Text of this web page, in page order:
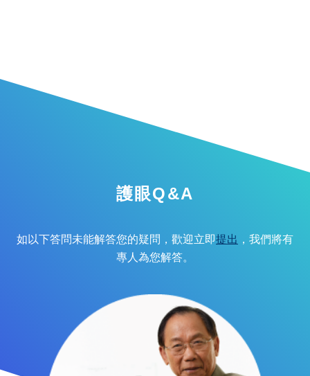
護眼Q&A
如以下答問未能解答您的疑問，歡迎立即提出 ，我們將有
專人為您解答。